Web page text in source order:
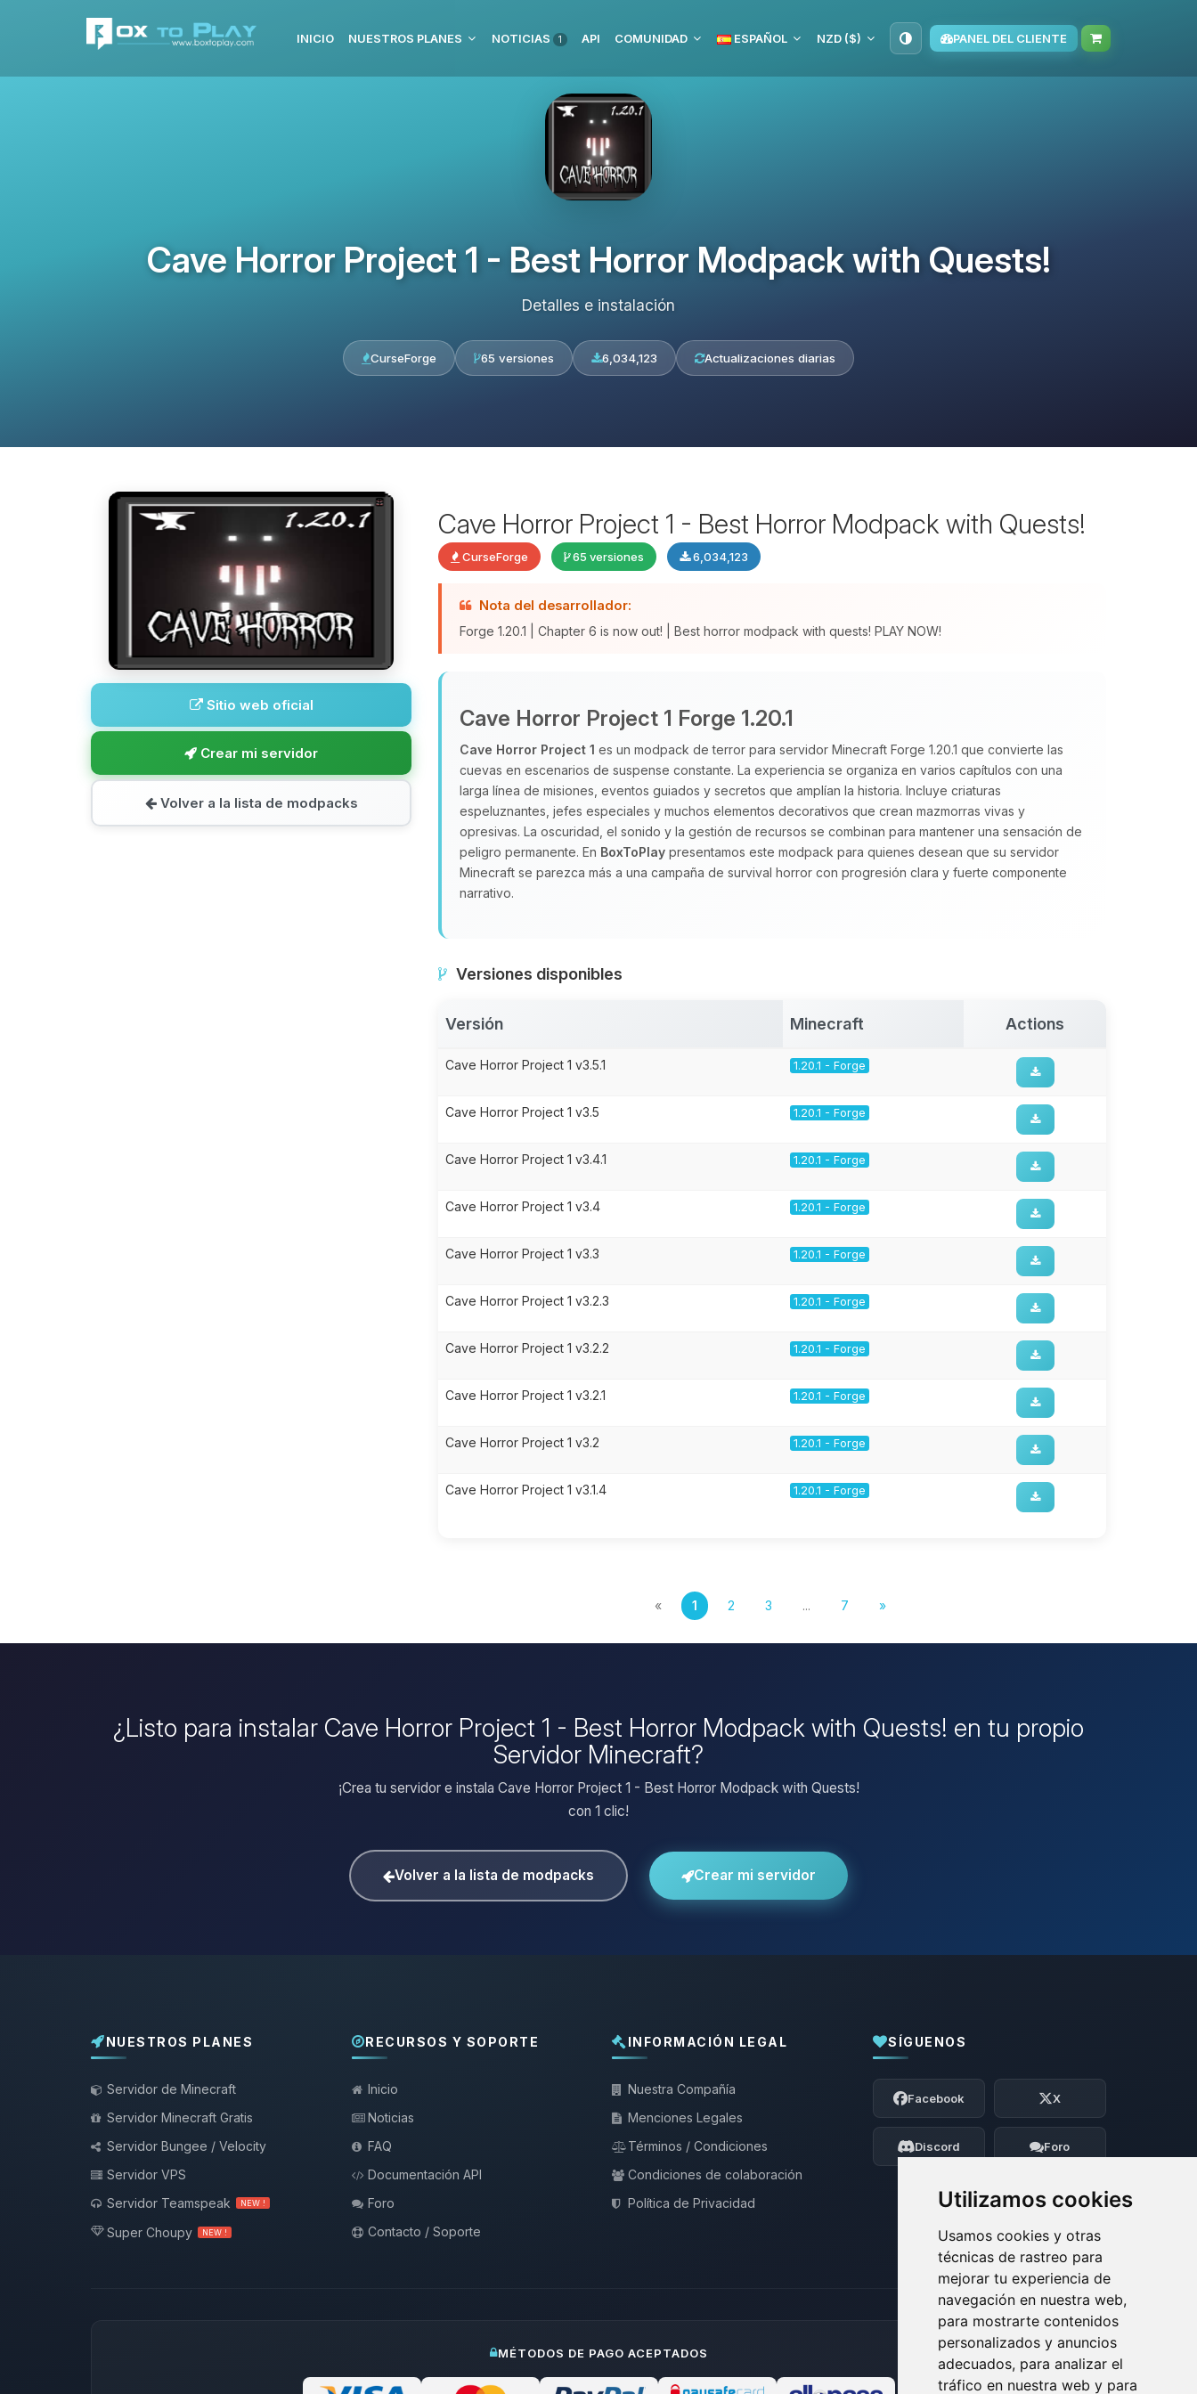
Utilizamos cookies
Usamos cookies y otras
técnicas de rastreo para
mejorar tu experiencia de
navegación en nuestra web,
para mostrarte contenidos
personalizados y anuncios
adecuados, para analizar el
tráfico en nuestra web y para
INICIO NUESTROS PLANES NOTICIAS 1 API COMUNIDAD ESPAÑOL NZD ($) PANEL DEL CLIENTE
Cave Horror Project 1 - Best Horror Modpack with Quests!
Detalles e instalación
CurseForge 65 versiones 6,034,123 Actualizaciones diarias
Sitio web oficial
Crear mi servidor
Volver a la lista de modpacks
Cave Horror Project 1 - Best Horror Modpack with Quests!
CurseForge 65 versiones 6,034,123
Nota del desarrollador:
Forge 1.20.1 | Chapter 6 is now out! | Best horror modpack with quests! PLAY NOW!
Cave Horror Project 1 Forge 1.20.1
Cave Horror Project 1 es un modpack de terror para servidor Minecraft Forge 1.20.1 que convierte las
cuevas en escenarios de suspense constante. La experiencia se organiza en varios capítulos con una
larga línea de misiones, eventos guiados y secretos que amplían la historia. Incluye criaturas
espeluznantes, jefes especiales y muchos elementos decorativos que crean mazmorras vivas y
opresivas. La oscuridad, el sonido y la gestión de recursos se combinan para mantener una sensación de
peligro permanente. En BoxToPlay presentamos este modpack para quienes desean que su servidor
Minecraft se parezca más a una campaña de survival horror con progresión clara y fuerte componente
narrativo.
Versiones disponibles
Versión Minecraft Actions
Cave Horror Project 1 v3.5.1 1.20.1 - Forge
Cave Horror Project 1 v3.5 1.20.1 - Forge
Cave Horror Project 1 v3.4.1 1.20.1 - Forge
Cave Horror Project 1 v3.4 1.20.1 - Forge
Cave Horror Project 1 v3.3 1.20.1 - Forge
Cave Horror Project 1 v3.2.3 1.20.1 - Forge
Cave Horror Project 1 v3.2.2 1.20.1 - Forge
Cave Horror Project 1 v3.2.1 1.20.1 - Forge
Cave Horror Project 1 v3.2 1.20.1 - Forge
Cave Horror Project 1 v3.1.4 1.20.1 - Forge
« 1 2 3 ... 7 »
¿Listo para instalar Cave Horror Project 1 - Best Horror Modpack with Quests! en tu propio
Servidor Minecraft?
¡Crea tu servidor e instala Cave Horror Project 1 - Best Horror Modpack with Quests!
con 1 clic!
Volver a la lista de modpacks Crear mi servidor
NUESTROS PLANES
Servidor de Minecraft
Servidor Minecraft Gratis
Servidor Bungee / Velocity
Servidor VPS
Servidor Teamspeak
NEW !
Super Choupy NEW !
RECURSOS Y SOPORTE
Inicio
Noticias
FAQ
Documentación API
Foro
Contacto / Soporte
INFORMACIÓN LEGAL
Nuestra Compañía
Menciones Legales
Términos / Condiciones
Condiciones de colaboración
Política de Privacidad
SÍGUENOS
Facebook X
Discord Foro
MÉTODOS DE PAGO ACEPTADOS
Yupi, por fin alguien con quien hablar!
Soy Choupy, tu pequeno asistente de
BoxToPlay. Cuentame que necesitas y
moveré mis pequenos circuitos para
ayudarte.
07/08/2026 10:53